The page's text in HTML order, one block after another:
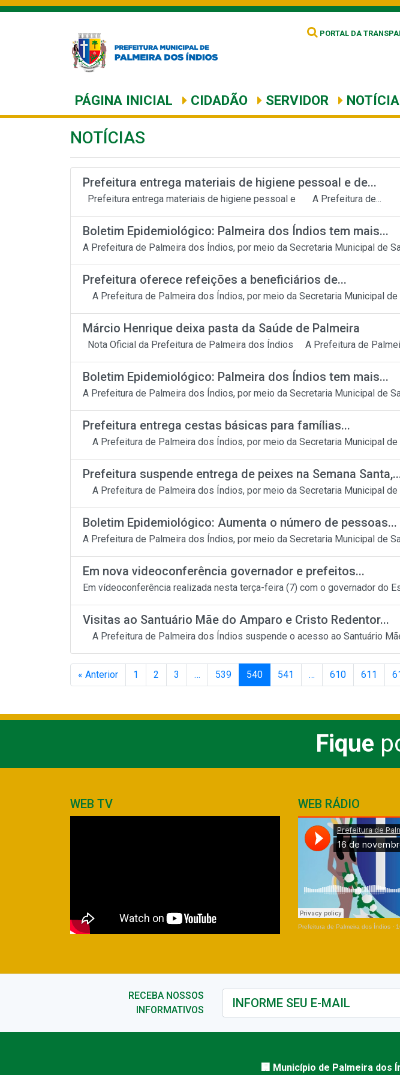
PORTAL DA
PÁGINA INICIAL CIDADÃO SERVIDOR
NOTÍCIAS
Prefeitura entrega materiais de higiene pessoal e de...
Prefeitura entrega materiais de higiene pessoal e A Prefeitura de...
Boletim Epidemiológico: Palmeira dos Índios tem mais...
A Prefeitura de Palmeira dos Índios, por meio da Secretaria Municipal de
Prefeitura oferece refeições a beneficiários de...
A Prefeitura de Palmeira dos Índios, por meio da Secretaria Municipal de
Márcio Henrique deixa pasta da Saúde de Palmeira
Nota Oficial da Prefeitura de Palmeira dos Índios A Prefeitura de
Boletim Epidemiológico: Palmeira dos Índios tem mais...
A Prefeitura de Palmeira dos Índios, por meio da Secretaria Municipal de
Prefeitura entrega cestas básicas para famílias...
A Prefeitura de Palmeira dos Índios, por meio da Secretaria Municipal de
Prefeitura suspende entrega de peixes na Semana
A Prefeitura de Palmeira dos Índios, por meio da Secretaria Municipal de
Boletim Epidemiológico: Aumenta o número de pessoas...
A Prefeitura de Palmeira dos Índios, por meio da Secretaria Municipal de
Em nova videoconferência governador e prefeitos...
Em vídeoconferência realizada nesta terça-feira (7) com o governador do
Visitas ao Santuário Mãe do Amparo e Cristo Redentor...
A Prefeitura de Palmeira dos Índios suspende o acesso ao Santuário
« Anterior 1 2 3 … 539 540 541 … 610 611
Fique
WEB TV WEB RÁDIO
Prefeitura de Palmeira dos Índios ·
RECEBA NOSSOS
INFORMATIVOS
🏢 Município de Palmeira dos